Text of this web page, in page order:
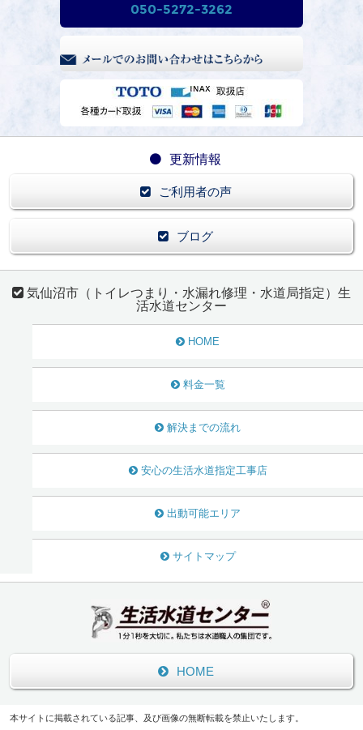
050-5272-3262
更新情報
ご利用者の声
ブログ
気仙沼市（トイレつまり・水漏れ修理・水道局指定）生
活水道センター
HOME
料金一覧
解決までの流れ
安心の生活水道指定工事店
出動可能エリア
サイトマップ
HOME
本サイトに掲載されている記事、及び画像の無断転載を禁止いたします。